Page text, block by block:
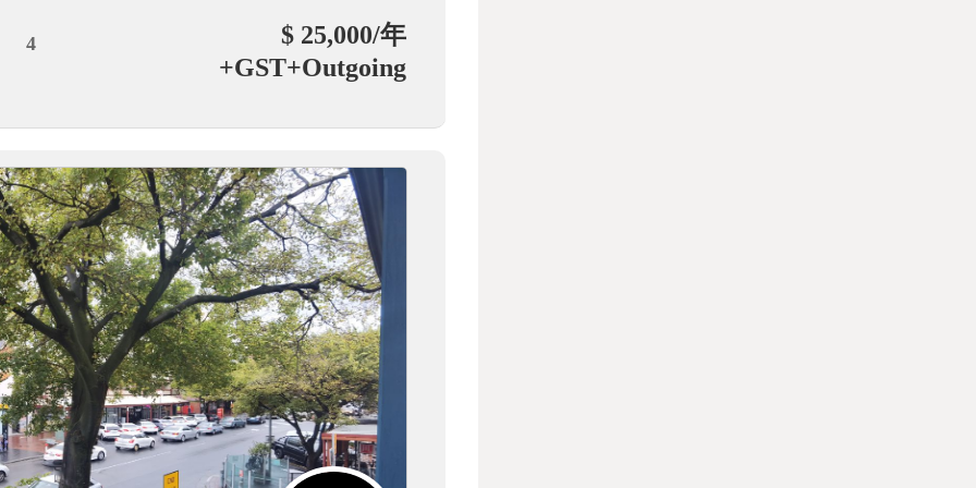
4
$ 25,000/年
+GST+Outgoing